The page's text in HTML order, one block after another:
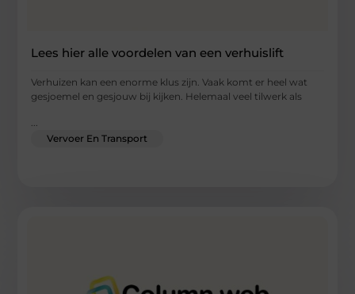
Lees hier alle voordelen van een verhuislift
Verhuizen kan een enorme klus zijn. Vaak komt er heel wat
gesjoemel en gesjouw bij kijken. Helemaal veel tilwerk als
Vervoer En Transport